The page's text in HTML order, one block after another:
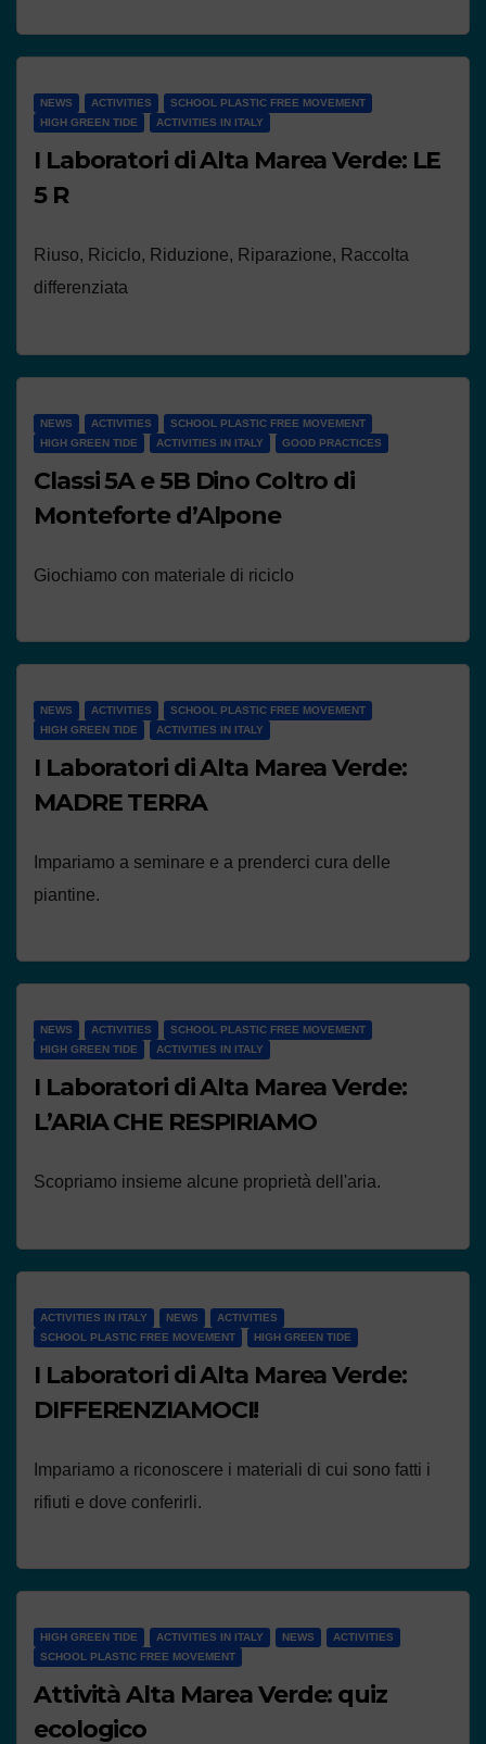
NEWS ACTIVITIES
SCHOOL PLASTIC FREE MOVEMENT
HIGH GREEN TIDE
ACTIVITIES IN ITALY
I Laboratori di Alta Marea Verde: LE
5 R
Riuso, Riciclo, Riduzione, Riparazione, Raccolta
differenziata
NEWS ACTIVITIES
SCHOOL PLASTIC FREE MOVEMENT
HIGH GREEN TIDE
ACTIVITIES IN ITALY GOOD PRACTICES
Classi 5A e 5B Dino Coltro di
Monteforte d’Alpone
Giochiamo con materiale di riciclo
NEWS ACTIVITIES
SCHOOL PLASTIC FREE MOVEMENT
HIGH GREEN TIDE
ACTIVITIES IN ITALY
I Laboratori di Alta Marea Verde:
MADRE TERRA
Impariamo a seminare e a prenderci cura delle
piantine.
NEWS ACTIVITIES
SCHOOL PLASTIC FREE MOVEMENT
HIGH GREEN TIDE
ACTIVITIES IN ITALY
I Laboratori di Alta Marea Verde:
L’ARIA CHE RESPIRIAMO
Scopriamo insieme alcune proprietà dell'aria.
ACTIVITIES IN ITALY NEWS
ACTIVITIES
SCHOOL PLASTIC FREE MOVEMENT
HIGH GREEN TIDE
I Laboratori di Alta Marea Verde:
DIFFERENZIAMOCI!
Impariamo a riconoscere i materiali di cui sono fatti i
rifiuti e dove conferirli.
HIGH GREEN TIDE ACTIVITIES IN ITALY NEWS
ACTIVITIES
SCHOOL PLASTIC FREE MOVEMENT
Attività Alta Marea Verde: quiz
ecologico